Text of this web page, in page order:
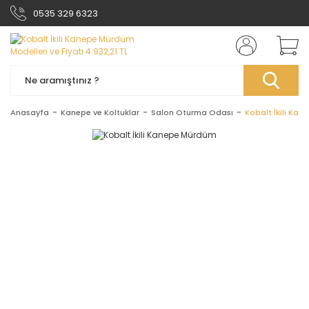
0535 329 6323
Anasayfa Kanepe ve Koltuklar Salon Oturma Odası Kobalt İkili